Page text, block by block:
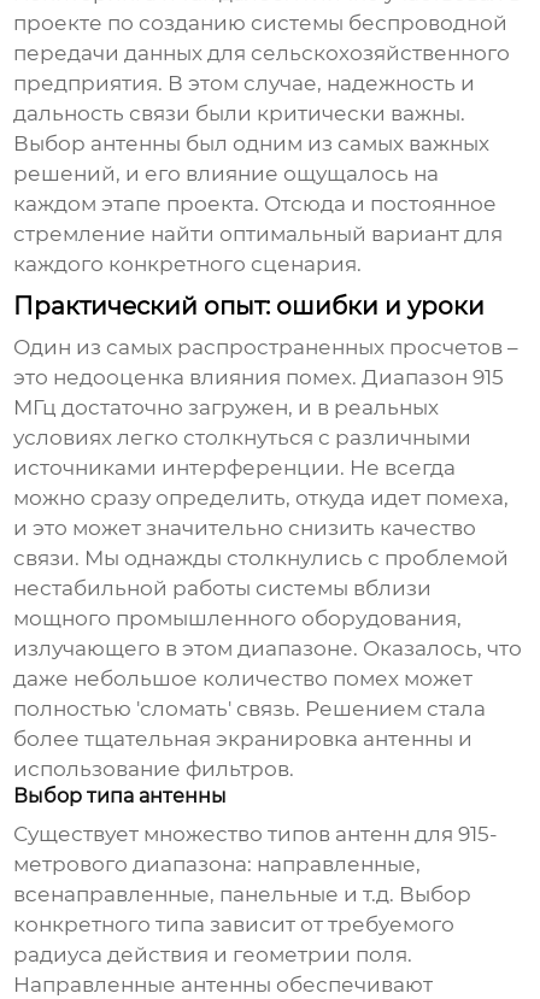
проекте по созданию системы беспроводной
передачи данных для сельскохозяйственного
предприятия. В этом случае, надежность и
дальность связи были критически важны.
Выбор антенны был одним из самых важных
решений, и его влияние ощущалось на
каждом этапе проекта. Отсюда и постоянное
стремление найти оптимальный вариант для
каждого конкретного сценария.
Практический опыт: ошибки и уроки
Один из самых распространенных просчетов –
это недооценка влияния помех. Диапазон915
МГц достаточно загружен, и в реальных
условиях легко столкнуться с различными
источниками интерференции. Не всегда
можно сразу определить, откуда идет помеха,
и это может значительно снизить качество
связи. Мы однажды столкнулись с проблемой
нестабильной работы системы вблизи
мощного промышленного оборудования,
излучающего в этом диапазоне. Оказалось, что
даже небольшое количество помех может
полностью 'сломать' связь. Решением стала
более тщательная экранировка антенны и
использование фильтров.
Выбор типа антенны
Существует множество типов антенн для915-
метрового диапазона: направленные,
всенаправленные, панельные и т.д. Выбор
конкретного типа зависит от требуемого
радиуса действия и геометрии поля.
Направленные антенны обеспечивают